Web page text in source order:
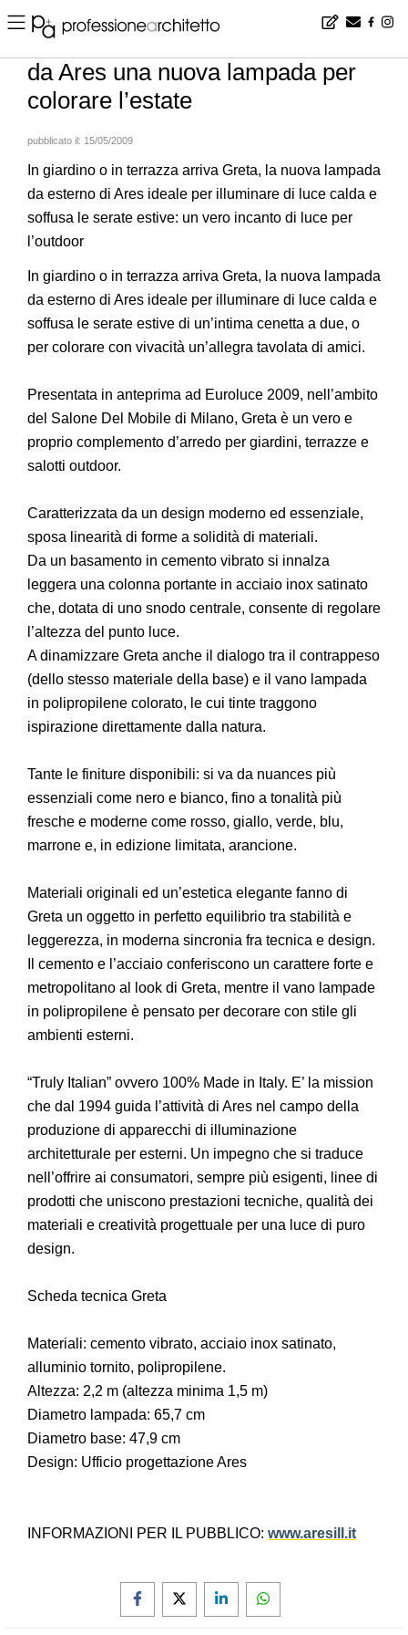
Home ▪ products ▪ progetti ▪ da Ares una nuova lampada per colorare l’estate
da Ares una nuova lampada per
colorare l’estate
pubblicato il: 15/05/2009
In giardino o in terrazza arriva Greta, la nuova lampada
da esterno di Ares ideale per illuminare di luce calda e
soffusa le serate estive: un vero incanto di luce per
l’outdoor
In giardino o in terrazza arriva Greta, la nuova lampada
da esterno di Ares ideale per illuminare di luce calda e
soffusa le serate estive di un’intima cenetta a due, o
per colorare con vivacità un’allegra tavolata di amici.
Presentata in anteprima ad Euroluce 2009, nell’ambito
del Salone Del Mobile di Milano, Greta è un vero e
proprio complemento d’arredo per giardini, terrazze e
salotti outdoor.
Caratterizzata da un design moderno ed essenziale,
sposa linearità di forme a solidità di materiali.
Da un basamento in cemento vibrato si innalza
leggera una colonna portante in acciaio inox satinato
che, dotata di uno snodo centrale, consente di regolare
l’altezza del punto luce.
A dinamizzare Greta anche il dialogo tra il contrappeso
(dello stesso materiale della base) e il vano lampada
in polipropilene colorato, le cui tinte traggono
ispirazione direttamente dalla natura.
Tante le finiture disponibili: si va da nuances più
essenziali come nero e bianco, fino a tonalità più
fresche e moderne come rosso, giallo, verde, blu,
marrone e, in edizione limitata, arancione.
Materiali originali ed un’estetica elegante fanno di
Greta un oggetto in perfetto equilibrio tra stabilità e
leggerezza, in moderna sincronia fra tecnica e design.
Il cemento e l’acciaio conferiscono un carattere forte e
metropolitano al look di Greta, mentre il vano lampade
in polipropilene è pensato per decorare con stile gli
ambienti esterni.
“Truly Italian” ovvero 100% Made in Italy. E’ la mission
che dal 1994 guida l’attività di Ares nel campo della
produzione di apparecchi di illuminazione
architetturale per esterni. Un impegno che si traduce
nell’offrire ai consumatori, sempre più esigenti, linee di
prodotti che uniscono prestazioni tecniche, qualità dei
materiali e creatività progettuale per una luce di puro
design.
Scheda tecnica Greta
Materiali: cemento vibrato, acciaio inox satinato,
alluminio tornito, polipropilene.
Altezza: 2,2 m (altezza minima 1,5 m)
Diametro lampada: 65,7 cm
Diametro base: 47,9 cm
Design: Ufficio progettazione Ares
INFORMAZIONI PER IL PUBBLICO: www.aresill.it